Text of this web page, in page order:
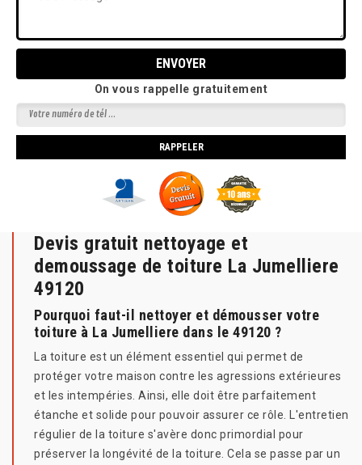
On vous rappelle gratuitement
Devis gratuit nettoyage et
demoussage de toiture La Jumelliere
49120
Pourquoi faut-il nettoyer et démousser votre
toiture à La Jumelliere dans le 49120 ?
La toiture est un élément essentiel qui permet de
protéger votre maison contre les agressions extérieures
et les intempéries. Ainsi, elle doit être parfaitement
étanche et solide pour pouvoir assurer ce rôle. L'entretien
régulier de la toiture s'avère donc primordial pour
préserver la longévité de la toiture. Cela se passe par un